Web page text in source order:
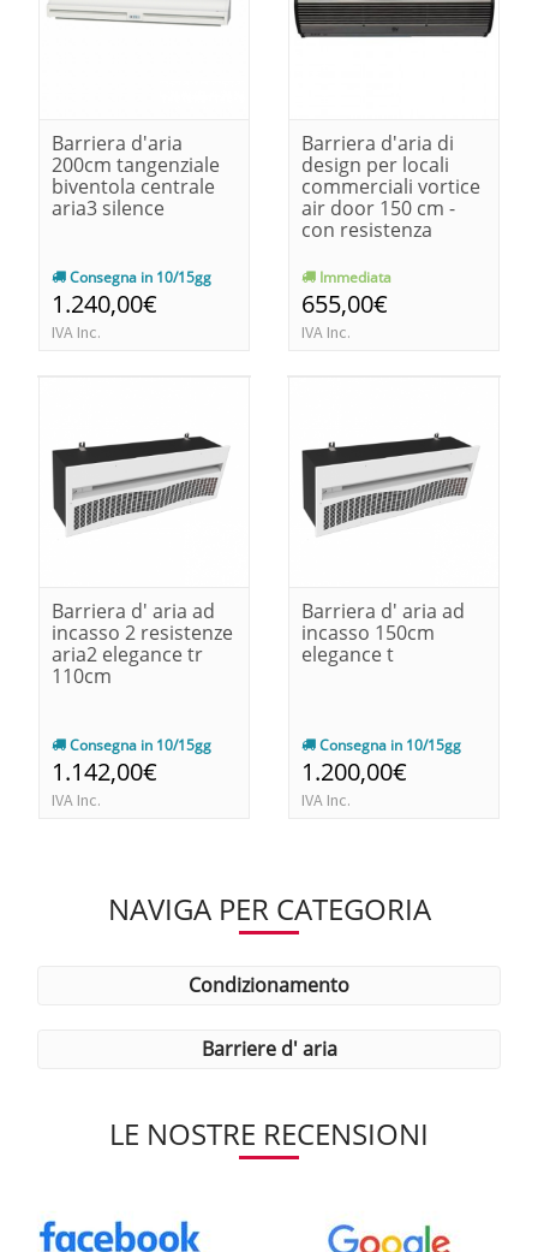
Barriera d'aria
200cm tangenziale
biventola centrale
aria3 silence
Consegna in 10/15gg
1.240,00€
IVA Inc.
Barriera d'aria di
design per locali
commerciali vortice
air door 150 cm -
con resistenza
Immediata
655,00€
IVA Inc.
Barriera d' aria ad
incasso 2 resistenze
aria2 elegance tr
110cm
Consegna in 10/15gg
1.142,00€
IVA Inc.
Barriera d' aria ad
incasso 150cm
elegance t
Consegna in 10/15gg
1.200,00€
IVA Inc.
NAVIGA PER CATEGORIA
condizionamento
barriere d' aria
LE NOSTRE RECENSIONI